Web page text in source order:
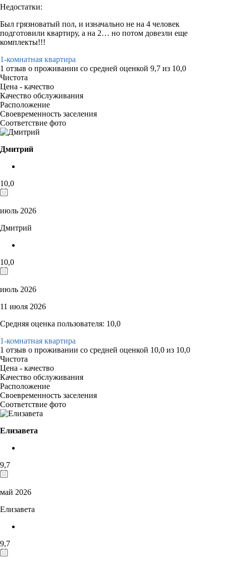
Недостатки:
Был грязноватый пол, и изначально не на 4 человек
подготовили квартиру, а на 2… но потом довезли еще
комплекты!!!
1-комнатная квартира
1 отзыв о проживании со средней оценкой 9,7 из 10,0
Чистота
Цена - качество
Качество обслуживания
Расположение
Своевременность заселения
Соответствие фото
Дмитрий
10,0
июль 2026
Дмитрий
10,0
июль 2026
11 июля 2026
Средняя оценка пользователя: 10,0
1-комнатная квартира
1 отзыв о проживании со средней оценкой 10,0 из 10,0
Чистота
Цена - качество
Качество обслуживания
Расположение
Своевременность заселения
Соответствие фото
Елизавета
9,7
май 2026
Елизавета
9,7